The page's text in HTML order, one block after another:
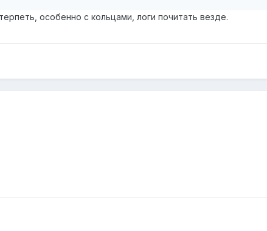
особенно с кольцами, логи почитать везде.